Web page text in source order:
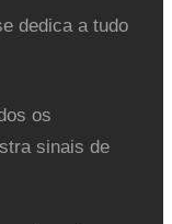
dedica a tudo
os
sinais de